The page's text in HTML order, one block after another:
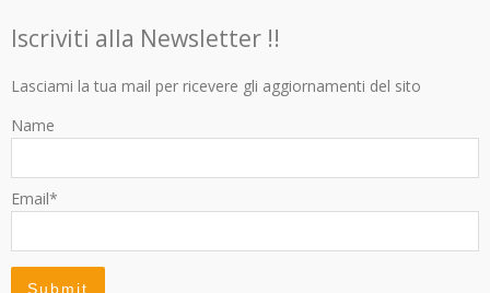
Iscriviti alla Newsletter !!
Lasciami la tua mail per ricevere gli aggiornamenti del sito
Name
Email*